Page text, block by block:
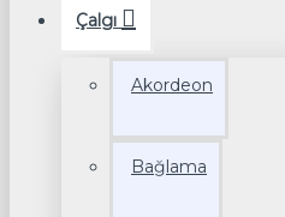
Çalgı
Akordeon
Bağlama